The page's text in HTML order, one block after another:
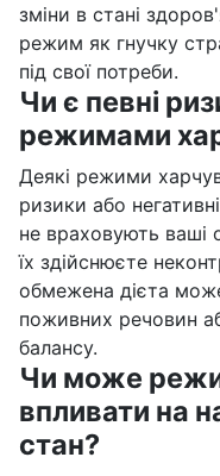
зміни в стані
режим як гнучку
під свої потреби.
Чи є певні
режимами
Деякі режими
ризики або
не враховують ваші
їх здійснюєте
обмежена дієта
поживних речовин
балансу.
Чи може
впливати на
стан?